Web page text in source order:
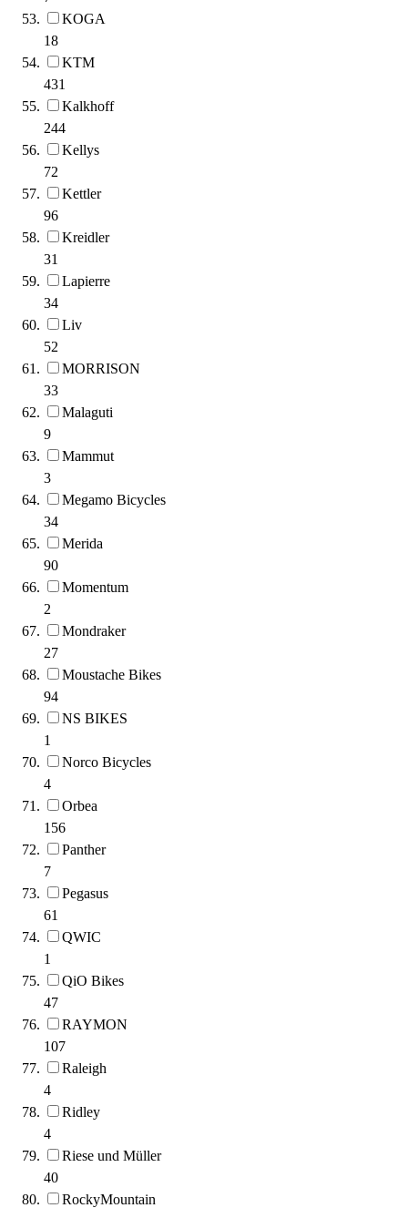
KOGA
18
KTM
431
Kalkhoff
244
Kellys
72
Kettler
96
Kreidler
31
Lapierre
34
Liv
52
MORRISON
33
Malaguti
9
Mammut
3
Megamo Bicycles
34
Merida
90
Momentum
2
Mondraker
27
Moustache Bikes
94
NS BIKES
1
Norco Bicycles
4
Orbea
156
Panther
7
Pegasus
61
QWIC
1
QiO Bikes
47
RAYMON
107
Raleigh
4
Ridley
4
Riese und Müller
40
RockyMountain